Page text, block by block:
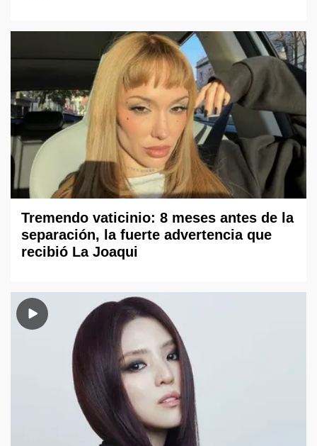
Tremendo vaticinio: 8 meses antes de la
separación, la fuerte advertencia que
recibió La Joaqui